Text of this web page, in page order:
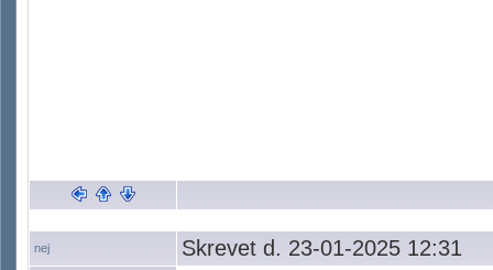
nej Skrevet d. 23-01-2025 12:31